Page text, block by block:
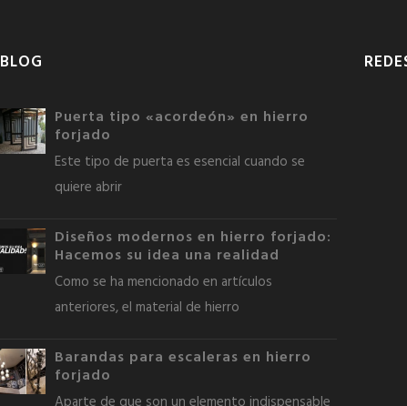
BLOG
Puerta tipo «acordeón» en hierro
forjado
Este tipo de puerta es esencial cuando se
quiere abrir
Diseños modernos en hierro forjado:
Hacemos su idea una realidad
Como se ha mencionado en artículos
anteriores, el material de hierro
Barandas para escaleras en hierro
forjado